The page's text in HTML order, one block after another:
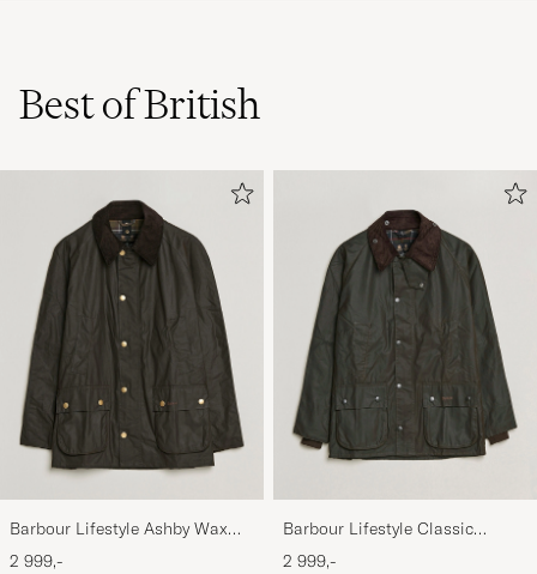
Best of British
Barbour Lifestyle Ashby Wax
Jacket Olive
2 999,-
Barbour Lifestyle Classic
Bedale Jacket Olive
2 999,-